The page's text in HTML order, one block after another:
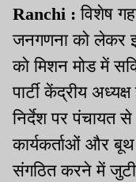
Ranchi :विशेष
जनगणना को लेकर
को मिशन मोड में
पार्टी केंद्रीय
निर्देश पर पंचायत
कार्यकर्ताओं और
संगठित करने में जुटी